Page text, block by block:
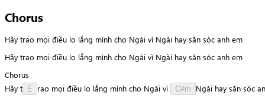
Chorus
Hãy trao mọi điều lo lắng mình cho Ngài vì Ngài hay săn sóc anh em
Hãy trao mọi điều lo lắng mình cho Ngài vì Ngài hay săn sóc anh em
Chorus
Hãy t E rao mọi điều lo lắng mình cho Ngài vì C#m Ngài hay săn sóc